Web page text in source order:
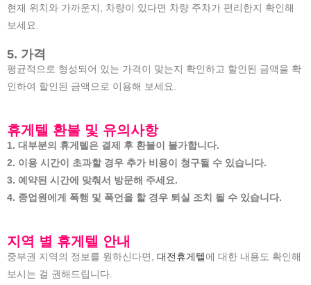
현재 위치와 가까운지, 차량이 있다면 차량 주차가 편리한지 확인해
보세요.
5. 가격
평균적으로 형성되어 있는 가격이 맞는지 확인하고 할인된 금액을 확
인하여 할인된 금액으로 이용해 보세요.
휴게텔 환불 및 유의사항
1. 대부분의 휴게텔은 결제 후 환불이 불가합니다.
2. 이용 시간이 초과할 경우 추가 비용이 청구될 수 있습니다.
3. 예약된 시간에 맞춰서 방문해 주세요.
4. 종업원에게 폭행 및 폭언을 할 경우 퇴실 조치 될 수 있습니다.
지역 별 휴게텔 안내
중부권 지역의 정보를 원하신다면, 대전휴게텔에 대한 내용도 확인해
보시는 걸 권해드립니다.